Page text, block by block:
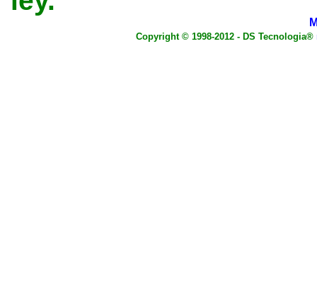
Copyright © 1998-2012 - DS Tecnologia®